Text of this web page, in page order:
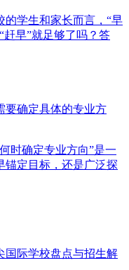
的学生和家长而言，“早
赶早”就足够了吗？答
要确定具体的专业方
时确定专业方向”是一
锚定目标，还是广泛探
国际学校盘点与招生解